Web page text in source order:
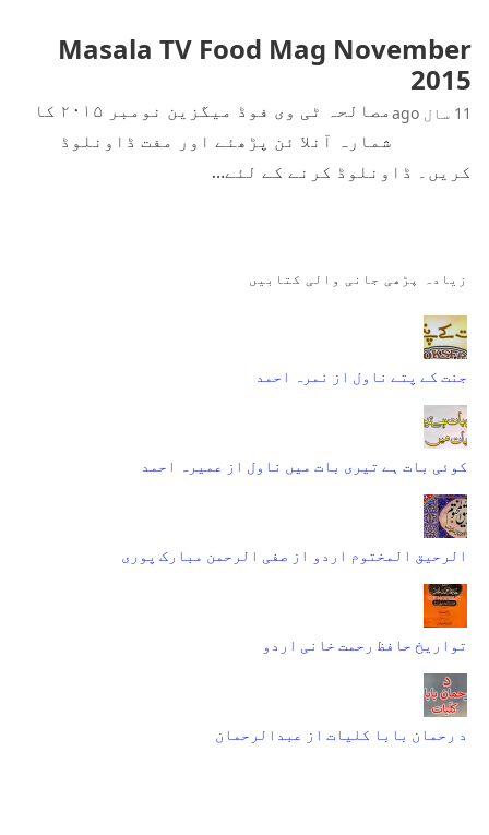
Masala TV Food Mag November
2015
11 سال ago
مصالحہ ٹی وی فوڈ میگزین نومبر ۲۰۱۵ کا
شمارہ آنلا ئن پڑھئے اور مفت ڈاونلوڈ
کریں۔ ڈاونلوڈ کرنے کے لئے…
زیادہ پڑھی جانی والی کتابیں
جنت کے پتے ناول از نمرہ احمد
کوئی بات ہے تیری بات میں ناول از عمیرہ احمد
الرحیق المختوم اردو از صفی الرحمن مبارک پوری
تواریخ حافظ رحمت خانی اردو
د رحمان بابا کلیات از عبدالرحمان